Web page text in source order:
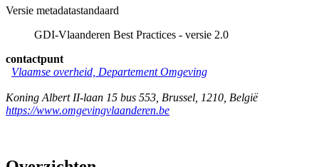
Versie metadatastandaard
GDI-Vlaanderen Best Practices - versie 2.0
contactpunt
Vlaamse overheid, Departement Omgeving
Koning Albert II-laan 15 bus 553 Brussel 1210 België
https://www.omgevingvlaanderen.be